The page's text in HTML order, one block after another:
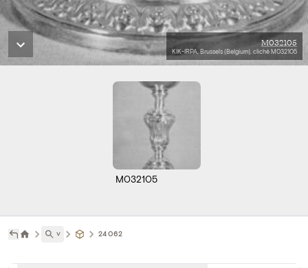
M032105
KIK-IRPA, Brussels (Belgium), cliché M032105
M032105
˅ 24062